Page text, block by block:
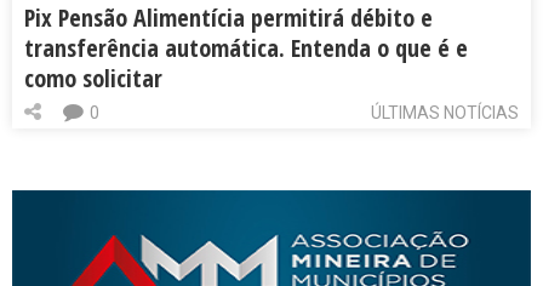
Pix Pensão Alimentícia permitirá débito e
transferência automática. Entenda o que é e
como solicitar
ÚLTIMAS NOTÍCIAS
0